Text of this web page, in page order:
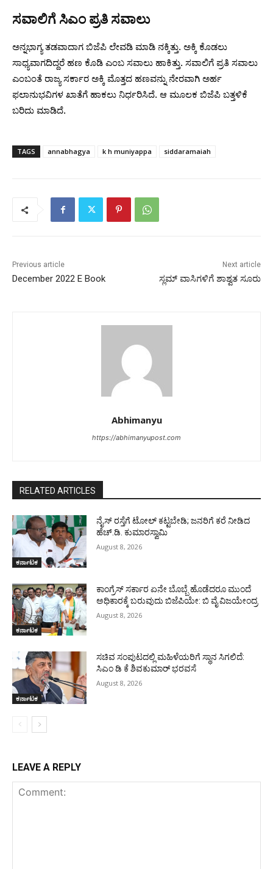
ಸವಾಲಿಗೆ ಸಿಎಂ ಪ್ರತಿ ಸವಾಲು
ಅನ್ನಭಾಗ್ಯ ತಡವಾದಾಗ ಬಿಜೆಪಿ ಲೇವಡಿ ಮಾಡಿ ನಕ್ಕಿತ್ತು. ಅಕ್ಕಿ ಕೊಡಲು
ಸಾಧ್ಯವಾಗದಿದ್ದರೆ ಹಣ ಕೊಡಿ ಎಂಬ ಸವಾಲು ಹಾಕಿತ್ತು. ಸವಾಲಿಗೆ ಪ್ರತಿ ಸವಾಲು
ಎಂಬಂತೆ ರಾಜ್ಯ ಸರ್ಕಾರ ಅಕ್ಕಿ ಮೊತ್ತದ ಹಣವನ್ನು ನೇರವಾಗಿ ಅರ್ಹ
ಫಲಾನುಭವಿಗಳ ಖಾತೆಗೆ ಹಾಕಲು ನಿರ್ಧರಿಸಿದೆ. ಆ ಮೂಲಕ ಬಿಜೆಪಿ ಬತ್ತಳಿಕೆ
ಬರಿದು ಮಾಡಿದೆ.
TAGS annabhagya k h muniyappa siddaramaiah
Previous article
December 2022 E Book
Next article
ಸ್ಲಮ್ ವಾಸಿಗಳಿಗೆ ಶಾಶ್ವತ ಸೂರು
Abhimanyu
https://abhimanyupost.com
RELATED ARTICLES
ಕರ್ನಾಟಕ
ನೈಸ್ ರಸ್ತೆಗೆ ಟೋಲ್ ಕಟ್ಟಬೇಡಿ; ಜನರಿಗೆ ಕರೆ ನೀಡಿದ
ಹೆಚ್.ಡಿ. ಕುಮಾರಸ್ವಾಮಿ
August 8, 2026
ಕರ್ನಾಟಕ
ಕಾಂಗ್ರೆಸ್ ಸರ್ಕಾರ ಏನೇ ಬೊಬ್ಬೆ ಹೊಡೆದರೂ ಮುಂದೆ
ಅಧಿಕಾರಕ್ಕೆ ಬರುವುದು ಬಿಜೆಪಿಯೇ: ಬಿ ವೈ ವಿಜಯೇಂದ್ರ
August 8, 2026
ಕರ್ನಾಟಕ
ಸಚಿವ ಸಂಪುಟದಲ್ಲಿ ಮಹಿಳೆಯರಿಗೆ ಸ್ಥಾನ ಸಿಗಲಿದೆ:
ಸಿಎಂ ಡಿ ಕೆ ಶಿವಕುಮಾರ್ ಭರವಸೆ
August 8, 2026
LEAVE A REPLY